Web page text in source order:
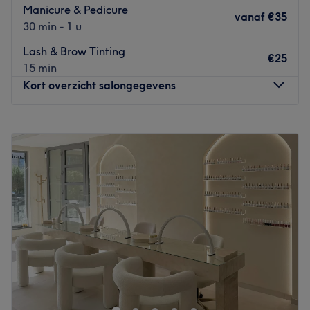
Manicure & Pedicure
30 min - 1 u
vanaf €35
Lash & Brow Tinting
15 min
€25
Kort overzicht salongegevens
Dinsdag
09:00
Woensdag
Gesloten
Donderdag
09:00
21:00
Vrijdag
09:00–21:00
Zaterdag
Gesloten
Zondag
Gesloten
Opened in 2005 Karen Sammon Skin and Nail Care is
dedicate to professional skin, nail and body care
treatments. The focus at Karen Sammon Skincare is to
restore and maintain your skin, nails and body to